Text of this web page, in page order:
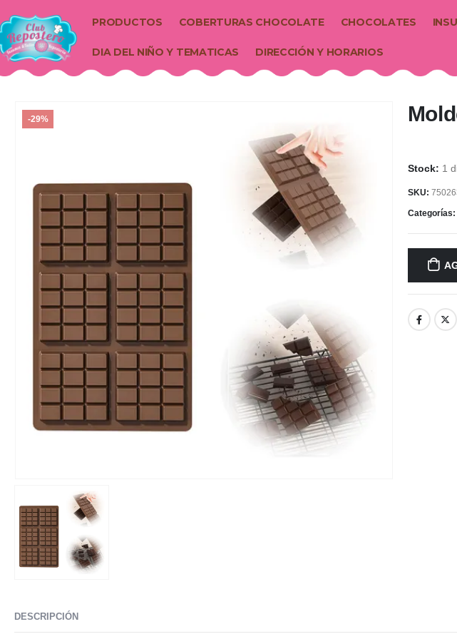
PRODUCTOS COBERTURAS CHOCOLATE CHOCOLATES
DIA DEL NIÑO Y TEMATICAS DIRECCIÓN Y HORARIOS
-29%
1
SKU:
Categorías:
DESCRIPCIÓN